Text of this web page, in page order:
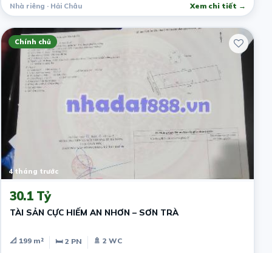
Nhà riêng · Hải Châu Xem chi tiết →
Chính chủ
4 tháng trước
30.1 Tỷ
TÀI SẢN CỰC HIẾM AN NHƠN – SƠN TRÀ
📐 199 m² 🛏 2 PN
🚿 2 WC